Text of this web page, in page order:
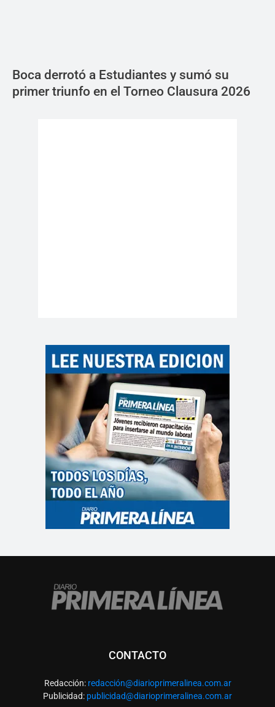
Boca derrotó a Estudiantes y sumó su
primer triunfo en el Torneo Clausura 2026
CONTACTO
Redacción: redacción@diarioprimeralinea.com.ar
Publicidad: publicidad@diarioprimeralinea.com.ar